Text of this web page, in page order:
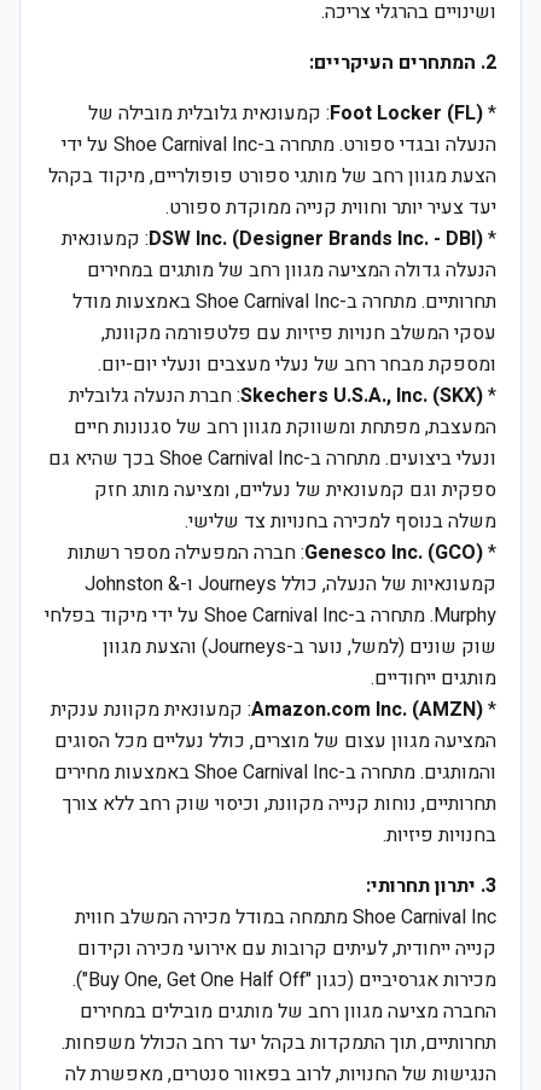
ושינויים בהרגלי צריכה.
2. המתחרים העיקריים:
*
Foot Locker (FL): קמעונאית גלובלית מובילה של
הנעלה ובגדי ספורט. מתחרה ב-Shoe Carnival Inc על ידי
הצעת מגוון רחב של מותגי ספורט פופולריים, מיקוד בקהל
יעד צעיר יותר וחווית קנייה ממוקדת ספורט.
*
DSW Inc. (Designer Brands Inc. - DBI): קמעונאית
הנעלה גדולה המציעה מגוון רחב של מותגים במחירים
תחרותיים. מתחרה ב-Shoe Carnival Inc באמצעות מודל
עסקי המשלב חנויות פיזיות עם פלטפורמה מקוונת,
ומספקת מבחר רחב של נעלי מעצבים ונעלי יום-יום.
*
Skechers U.S.A., Inc. (SKX): חברת הנעלה גלובלית
המעצבת, מפתחת ומשווקת מגוון רחב של סגנונות חיים
ונעלי ביצועים. מתחרה ב-Shoe Carnival Inc בכך שהיא גם
ספקית וגם קמעונאית של נעליים, ומציעה מותג חזק
משלה בנוסף למכירה בחנויות צד שלישי.
*
Genesco Inc. (GCO): חברה המפעילה מספר רשתות
קמעונאיות של הנעלה, כולל Journeys ו-Johnston &
Murphy. מתחרה ב-Shoe Carnival Inc על ידי מיקוד בפלחי
שוק שונים (למשל, נוער ב-Journeys) והצעת מגוון
מותגים ייחודיים.
*
Amazon.com Inc. (AMZN): קמעונאית מקוונת ענקית
המציעה מגוון עצום של מוצרים, כולל נעליים מכל הסוגים
והמותגים. מתחרה ב-Shoe Carnival Inc באמצעות מחירים
תחרותיים, נוחות קנייה מקוונת, וכיסוי שוק רחב ללא צורך
בחנויות פיזיות.
3. יתרון תחרותי:
Shoe Carnival Inc מתמחה במודל מכירה המשלב חווית
קנייה ייחודית, לעיתים קרובות עם אירועי מכירה וקידום
מכירות אגרסיביים (כגון "Buy One, Get One Half Off").
החברה מציעה מגוון רחב של מותגים מובילים במחירים
תחרותיים, תוך התמקדות בקהל יעד רחב הכולל משפחות.
הנגישות של החנויות, לרוב בפאוור סנטרים, מאפשרת לה